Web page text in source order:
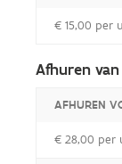
€ 15,00 per
Afhuren
AFHUREN
€ 28,00 per